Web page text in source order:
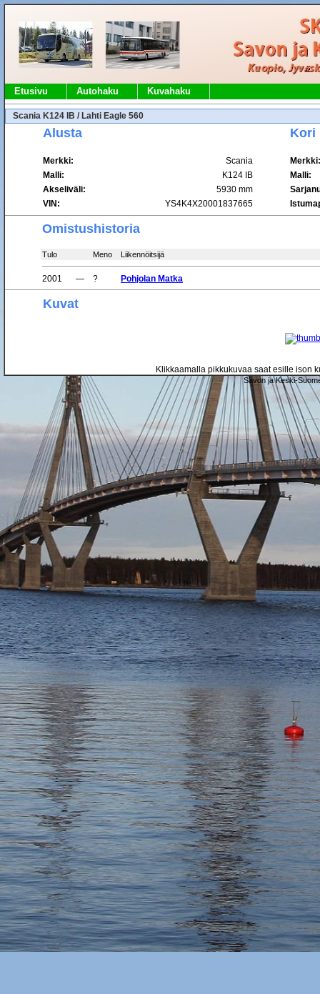
Etusivu Autohaku Kuvahaku
Scania K124 IB / Lahti Eagle 560
Alusta Kori
Merkki: Scania
Merkki:
Malli:
K124 IB
Malli:
Akseliväli:
5930 mm
VIN:
YS4K4X20001837665
Omistushistoria
Tulo Meno Liikennöitsijä
2001 — ? Pohjolan Matka
Kuvat
Klikkaamalla pikkukuvaa saat esille ison
Savon ja Keski-